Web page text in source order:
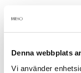
Denna webbplats
Vi använder